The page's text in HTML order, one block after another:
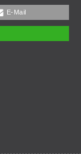
E-Mail